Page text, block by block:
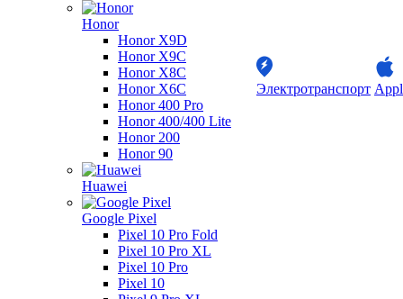
Honor
Honor X9D
Honor X9C
Honor X8C
Honor X6C
Honor 400 Pro
Honor 400/400 Lite
Honor 200
Honor 90
Huawei
Google Pixel
Pixel 10 Pro Fold
Pixel 10 Pro XL
Pixel 10 Pro
Pixel 10
Электротранспорт